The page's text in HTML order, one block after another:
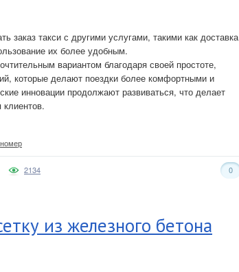
заказ такси с другими услугами, такими как доставка
их более удобным.
вариантом благодаря своей простоте,
которые делают поездки более комфортными и
инновации продолжают развиваться, что делает
номер
0
2134
из железного бетона